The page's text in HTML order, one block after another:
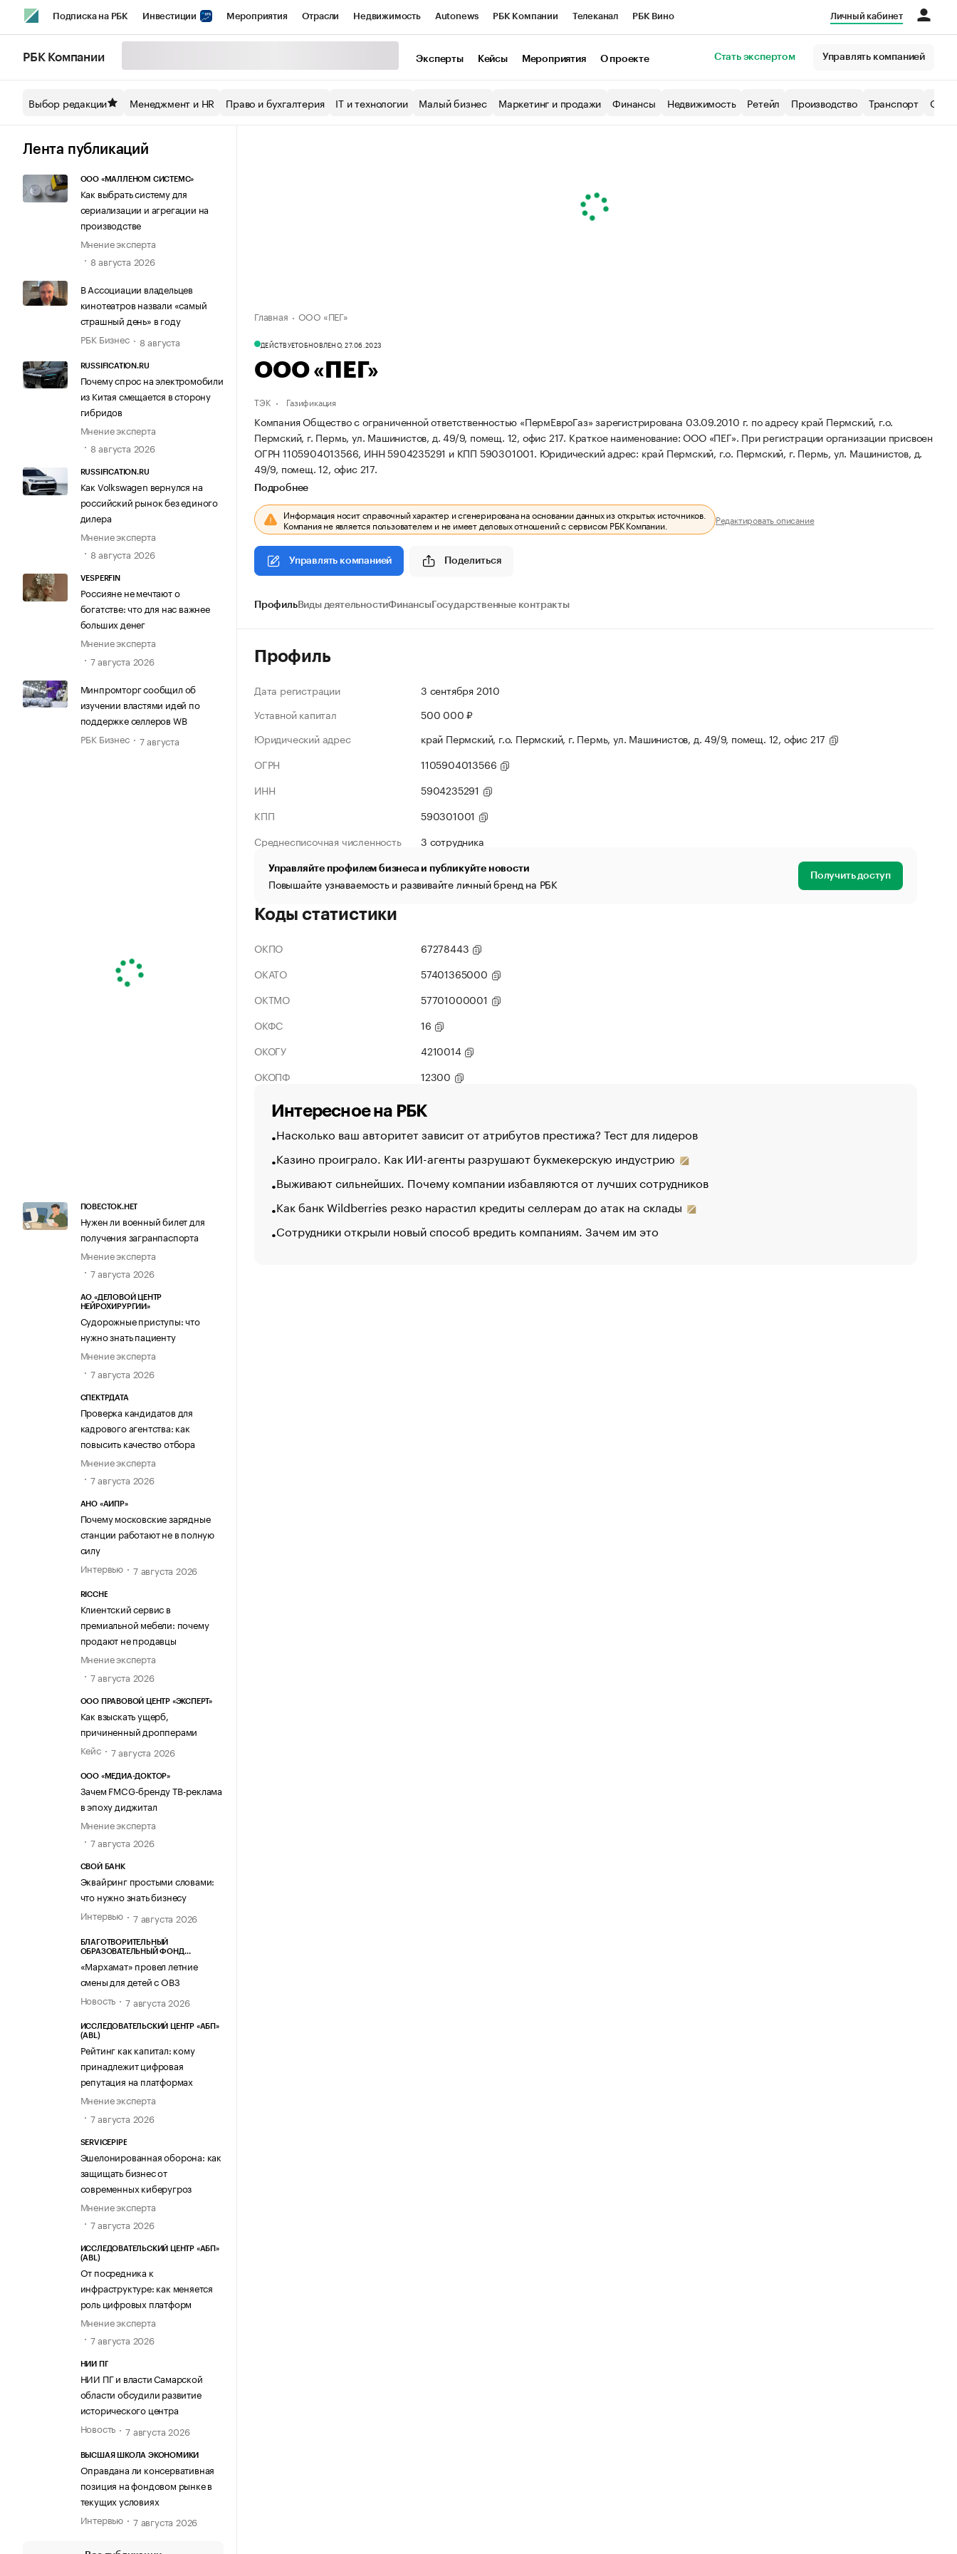
Подписка на РБК Инвестиции Мероприятия Отрасли Недвижимость Autonews РБК Компании Телеканал РБК Вино
Спецпроекты СПб Конференции СПб Спецпроекты Экономика Бизнес
Технологии и медиа
Личный кабинет
РБК Компании Эксперты Кейсы Мероприятия О проекте Стать экспертом Управлять компанией
Выбор редакции Менеджмент и HR Право и бухгалтерия IT и технологии Малый бизнес Маркетинг и продажи Финансы Недвижимость Ретейл Производство Транспорт
Лента публикаций
ООО «МАЛЛЕНОМ СИСТЕМС»
Как выбрать систему для
сериализации и агрегации на
производстве
Мнение эксперта
8 августа 2026
В Ассоциации владельцев
кинотеатров назвали «самый
страшный день» в году
РБК Бизнес
8 августа
RUSSIFICATION.RU
Почему спрос на электромобили
из Китая смещается в сторону
гибридов
Мнение эксперта
8 августа 2026
RUSSIFICATION.RU
Как Volkswagen вернулся на
российский рынок без единого
дилера
Мнение эксперта
8 августа 2026
VESPERFIN
Россияне не мечтают о
богатстве: что для нас важнее
больших денег
Мнение эксперта
7 августа 2026
Минпромторг сообщил об
изучении властями идей по
поддержке селлеров WB
РБК Бизнес
7 августа
ПОВЕСТОК.НЕТ
Нужен ли военный билет для
получения загранпаспорта
Мнение эксперта
7 августа 2026
АО «ДЕЛОВОЙ ЦЕНТР
НЕЙРОХИРУРГИИ»
Судорожные приступы: что
нужно знать пациенту
Мнение эксперта
7 августа 2026
СПЕКТРДАТА
Проверка кандидатов для
кадрового агентства: как
повысить качество отбора
Мнение эксперта
7 августа 2026
АНО «АИПР»
Почему московские зарядные
станции работают не в полную
силу
Интервью
7 августа 2026
RICCHE
Клиентский сервис в
премиальной мебели: почему
продают не продавцы
Мнение эксперта
7 августа 2026
ООО ПРАВОВОЙ ЦЕНТР «ЭКСПЕРТ»
Как взыскать ущерб,
причиненный дропперами
Кейс
7 августа 2026
ООО «МЕДИА-ДОКТОР»
Зачем FMCG-бренду ТВ-реклама
в эпоху диджитал
Мнение эксперта
7 августа 2026
СВОЙ БАНК
Эквайринг простыми словами:
что нужно знать бизнесу
Интервью
7 августа 2026
БЛАГОТВОРИТЕЛЬНЫЙ
ОБРАЗОВАТЕЛЬНЫЙ ФОНД
«Мархамат» провел летние
смены для детей с ОВЗ
Новость
7 августа 2026
ИССЛЕДОВАТЕЛЬСКИЙ ЦЕНТР «АБП»
(ABL)
Рейтинг как капитал: кому
принадлежит цифровая
репутация на платформах
Мнение эксперта
7 августа 2026
SERVICEPIPE
Эшелонированная оборона: как
защищать бизнес от
современных киберугроз
Мнение эксперта
7 августа 2026
ИССЛЕДОВАТЕЛЬСКИЙ ЦЕНТР «АБП»
(ABL)
От посредника к
инфраструктуре: как меняется
роль цифровых платформ
Мнение эксперта
7 августа 2026
НИИ ПГ
НИИ ПГ и власти Самарской
области обсудили развитие
исторического центра
Новость
7 августа 2026
ВЫСШАЯ ШКОЛА ЭКОНОМИКИ
Оправдана ли консервативная
позиция на фондовом рынке в
текущих условиях
Интервью
7 августа 2026
Главная ООО «ПЕГ»
ДЕЙСТВУЕТОБНОВЛЕНО, 27.06.2023
ООО «ПЕГ»
ТЭК Газификация
Компания Общество с ограниченной ответственностью «ПермЕвроГаз» зарегистрирована 03.09.2010 г. по адресу край Пермский, г.о.
Пермский, г. Пермь, ул. Машинистов, д. 49/9, помещ. 12, офис 217. Краткое наименование: ООО «ПЕГ». При регистрации организации присвоен
ОГРН 1105904013566, ИНН 5904235291 и КПП 590301001. Юридический адрес: край Пермский, г.о. Пермский, г. Пермь, ул. Машинистов, д.
49/9, помещ. 12, офис 217.
Подробнее
Информация носит справочный характер и сгенерирована на основании данных из открытых источников.
Компания не является пользователем и не имеет деловых отношений с сервисом РБК Компании. Редактировать описание
Управлять компанией Поделиться
ПрофильВиды деятельностиФинансыГосударственные контракты
Профиль
Дата регистрации
3 сентября 2010
Уставной капитал
500 000 ₽
Юридический адрес
край Пермский, г.о. Пермский, г. Пермь, ул. Машинистов, д. 49/9, помещ. 12, офис 217
ОГРН
1105904013566
ИНН
5904235291
КПП
590301001
Среднесписочная численность
3 сотрудника
Управляйте профилем бизнеса и публикуйте новости
Повышайте узнаваемость и развивайте личный бренд на РБК Получить доступ
Коды статистики
ОКПО
67278443
ОКАТО
57401365000
ОКТМО
57701000001
ОКФС
16
ОКОГУ
4210014
ОКОПФ
12300
Интересное на РБК
Насколько ваш авторитет зависит от атрибутов престижа? Тест для лидеров
Казино проиграло. Как ИИ-агенты разрушают букмекерскую индустрию
Выживают сильнейших. Почему компании избавляются от лучших сотрудников
Как банк Wildberries резко нарастил кредиты селлерам до атак на склады
Сотрудники открыли новый способ вредить компаниям. Зачем им это